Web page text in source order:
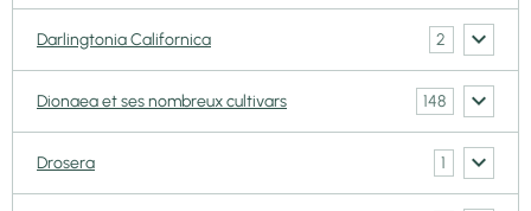
Darlingtonia Californica 2
Dionaea et ses nombreux cultivars 148
Drosera 1